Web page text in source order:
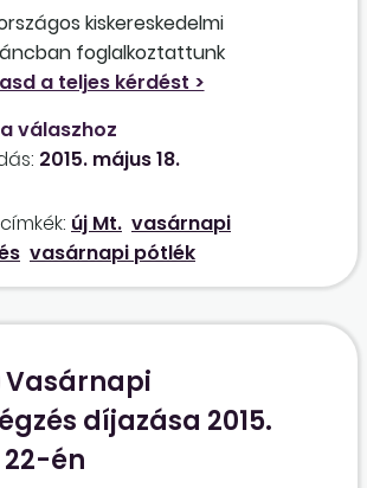
kiskereskedelmi
foglalkoztattunk
2015. március 29-én vasárnap,
ezt a napot választotta
a kiskereskedelmi
törvény alapján, akkor
munkavállalók milyen
válaszhoz
2015. május 18.
új Mt. vasárnapi
vasárnapi pótlék
Vasárnapi
díjazása 2015.
én